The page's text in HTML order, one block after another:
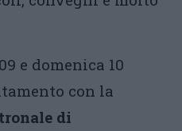
e domenica 10
con la
di